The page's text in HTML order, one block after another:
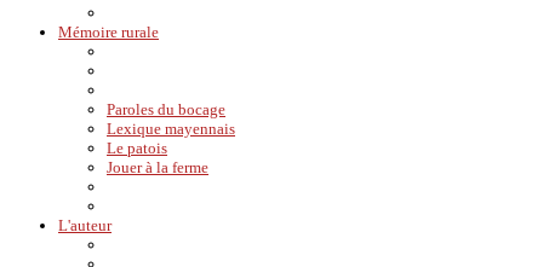
Mémoire rurale
Paroles du bocage
Lexique mayennais
Le patois
Jouer à la ferme
L'auteur